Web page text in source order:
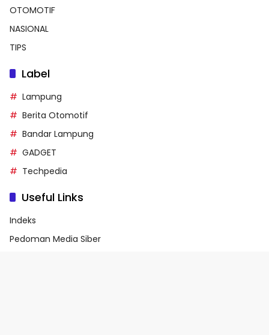
OTOMOTIF
NASIONAL
TIPS
Label
Lampung
Berita Otomotif
Bandar Lampung
GADGET
Techpedia
Useful Links
Indeks
Pedoman Media Siber